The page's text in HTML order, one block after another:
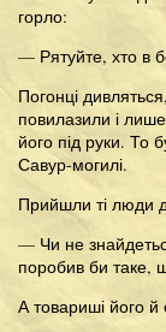
горло:
— Рятуйте, хто в
Погонці
повилазили і
його під руки. То
Савур-могилі.
Прийшли ті люди
— Чи не
поробив би таке,
А товариші його й